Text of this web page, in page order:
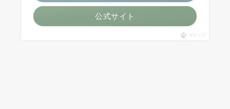
公式サイト
ポチップ